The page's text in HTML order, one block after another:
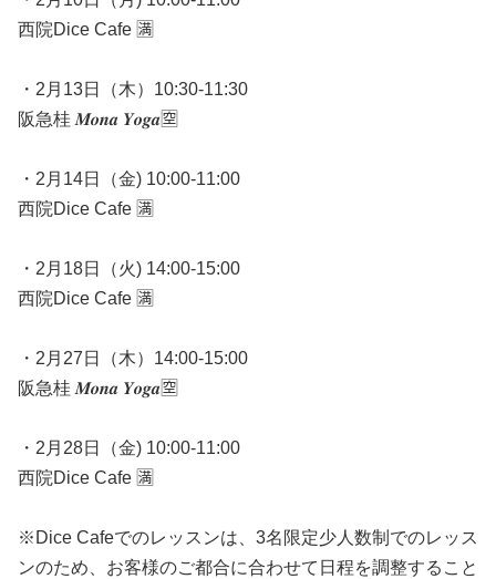
西院Dice Cafe 🈵
・2月13日（木）10:30-11:30
阪急桂 𝑴𝒐𝒏𝒂 𝒀𝒐𝒈𝒂🈳
・2月14日（金) 10:00-11:00
西院Dice Cafe 🈵
・2月18日（火) 14:00-15:00
西院Dice Cafe 🈵
・2月27日（木）14:00-15:00
阪急桂 𝑴𝒐𝒏𝒂 𝒀𝒐𝒈𝒂🈳
・2月28日（金) 10:00-11:00
西院Dice Cafe 🈵
※Dice Cafeでのレッスンは、3名限定少人数制でのレッス
ンのため、お客様のご都合に合わせて日程を調整すること